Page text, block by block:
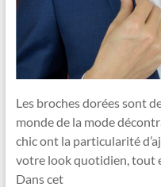
Les broches dorées sont
monde de la mode
chic ont la particularité
votre look quotidien, tout
Dans cet